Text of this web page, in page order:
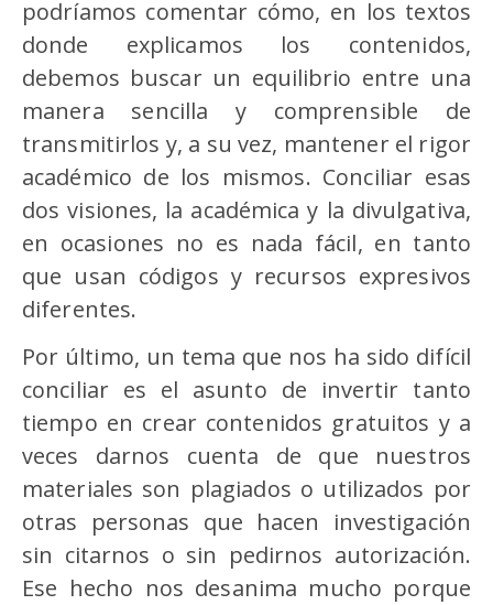
podríamos comentar cómo, en los textos
donde explicamos los contenidos,
debemos buscar un equilibrio entre una
manera sencilla y comprensible de
transmitirlos y, a su vez, mantener el rigor
académico de los mismos. Conciliar esas
dos visiones, la académica y la divulgativa,
en ocasiones no es nada fácil, en tanto
que usan códigos y recursos expresivos
diferentes.
Por último, un tema que nos ha sido difícil
conciliar es el asunto de invertir tanto
tiempo en crear contenidos gratuitos y a
veces darnos cuenta de que nuestros
materiales son plagiados o utilizados por
otras personas que hacen investigación
sin citarnos o sin pedirnos autorización.
Ese hecho nos desanima mucho porque